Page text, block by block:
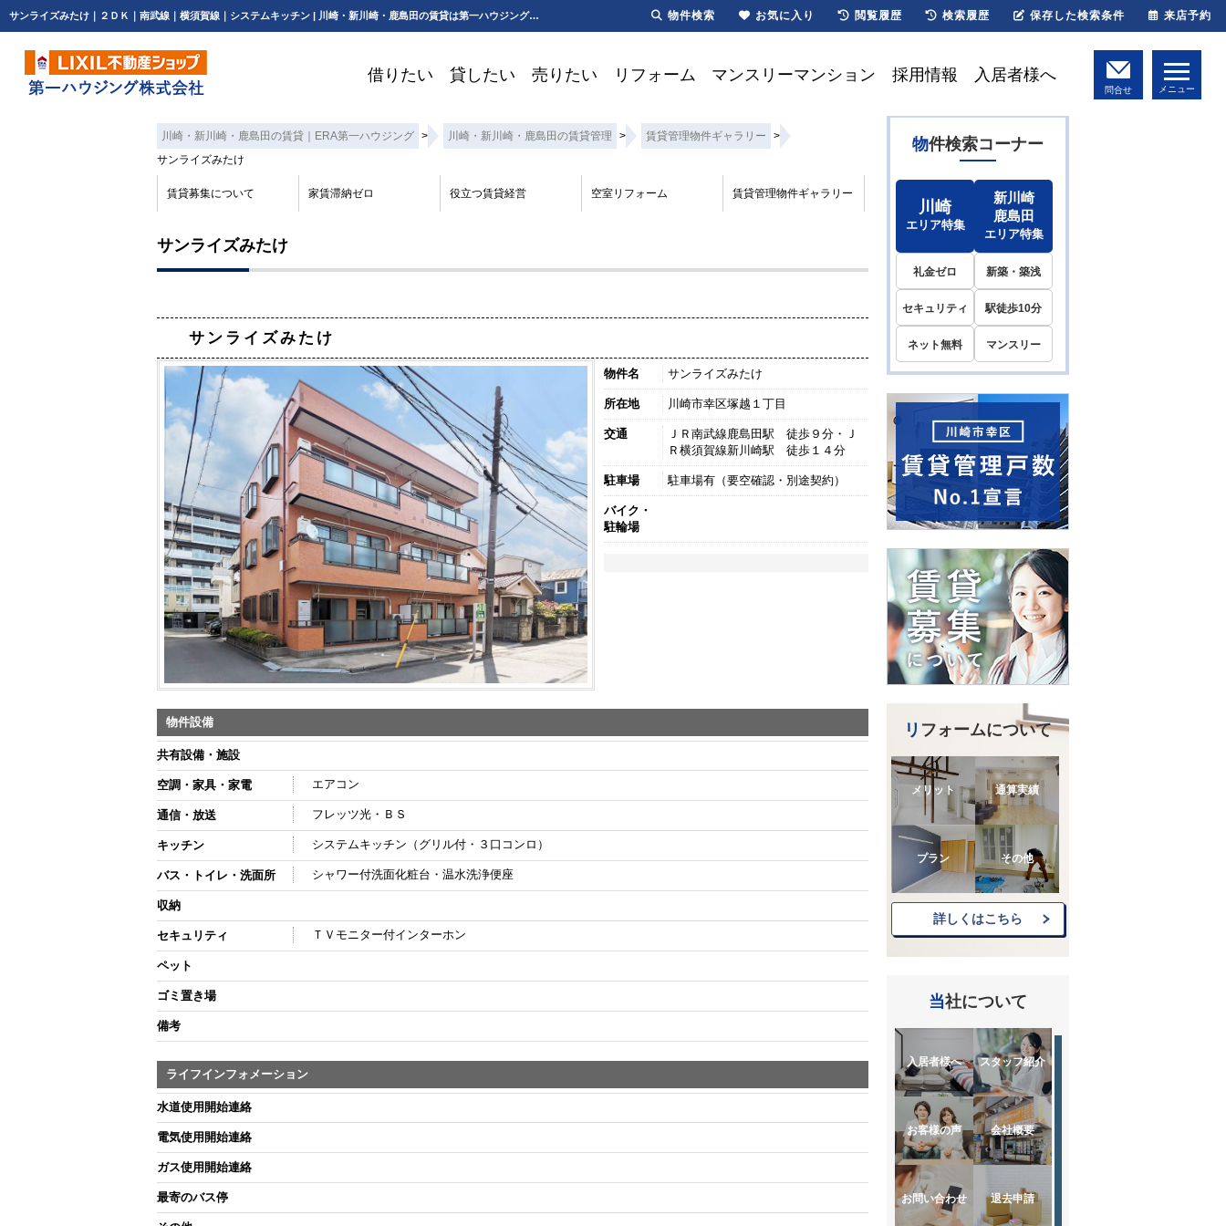
サンライズみたけ｜２ＤＫ｜南武線｜横須賀線｜システムキッチン | 川崎・新川崎・鹿島田の賃貸は第一ハウジング株式会社にお任せ下さい！
借りたい 貸したい 売りたい リフォーム マンスリーマンション 採用情報 入居者様へ
問合せ メニュー
川崎・新川崎・鹿島田の賃貸｜ERA第一ハウジング > 川崎・新川崎・鹿島田の賃貸管理 > 賃貸管理物件ギャラリー
>
サンライズみたけ
賃貸募集について 家賃滞納ゼロ 役立つ賃貸経営 空室リフォーム 賃貸管理物件ギャラリー
サンライズみたけ
サンライズみたけ
物件名 サンライズみたけ
所在地 川崎市幸区塚越１丁目
交通
ＪＲ南武線鹿島田駅 徒歩９分・Ｊ
Ｒ横須賀線新川崎駅 徒歩１４分
駐車場 駐車場有（要空確認・別途契約）
バイク・
駐輪場
物件設備
共有設備・施設
空調・家具・家電 エアコン
通信・放送 フレッツ光・ＢＳ
キッチン システムキッチン（グリル付・３口コンロ）
バス・トイレ・洗面所 シャワー付洗面化粧台・温水洗浄便座
収納
セキュリティ ＴＶモニター付インターホン
ペット
ゴミ置き場
備考
ライフインフォメーション
水道使用開始連絡
電気使用開始連絡
ガス使用開始連絡
最寄のバス停
物件検索コーナー
川崎
エリア特集
新川崎
鹿島田
エリア特集
礼金ゼロ 新築・築浅
セキュリティ 駅徒歩10分
ネット無料 マンスリー
リフォームについて
メリット 通算実績
プラン その他
詳しくはこちら
当社について
入居者様へ スタッフ紹介
お客様の声 会社概要
お問い合わせ 退去申請
物件検索 お気に入り 閲覧履歴 検索履歴 保存した検索条件 来店予約